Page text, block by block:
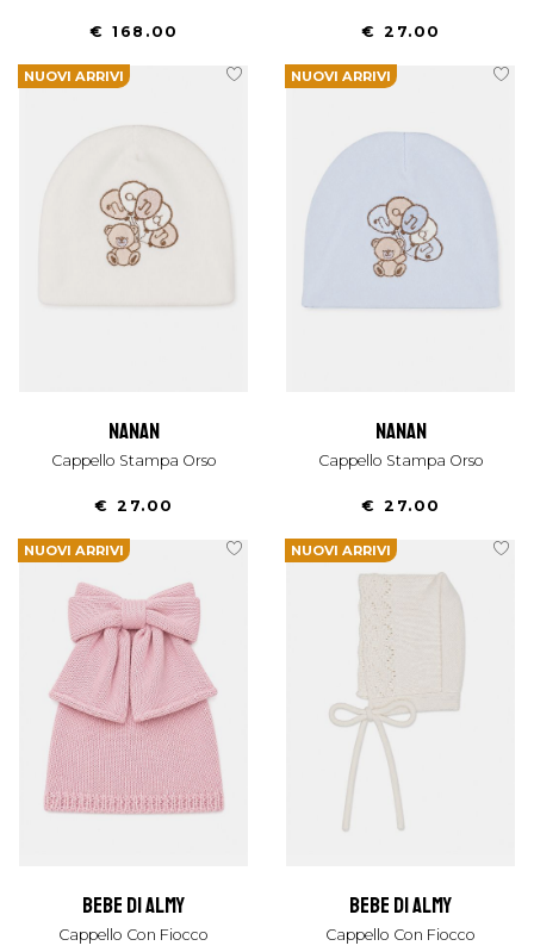
€ 168.00 € 27.00
NUOVI ARRIVI
nanan
Cappello Stampa Orso
€ 27.00
NUOVI ARRIVI
nanan
Cappello Stampa Orso
€ 27.00
NUOVI ARRIVI
bebe di almy
Cappello Con Fiocco
NUOVI ARRIVI
bebe di almy
Cappello Con Fiocco